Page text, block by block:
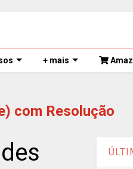
+ mais
com Resolução